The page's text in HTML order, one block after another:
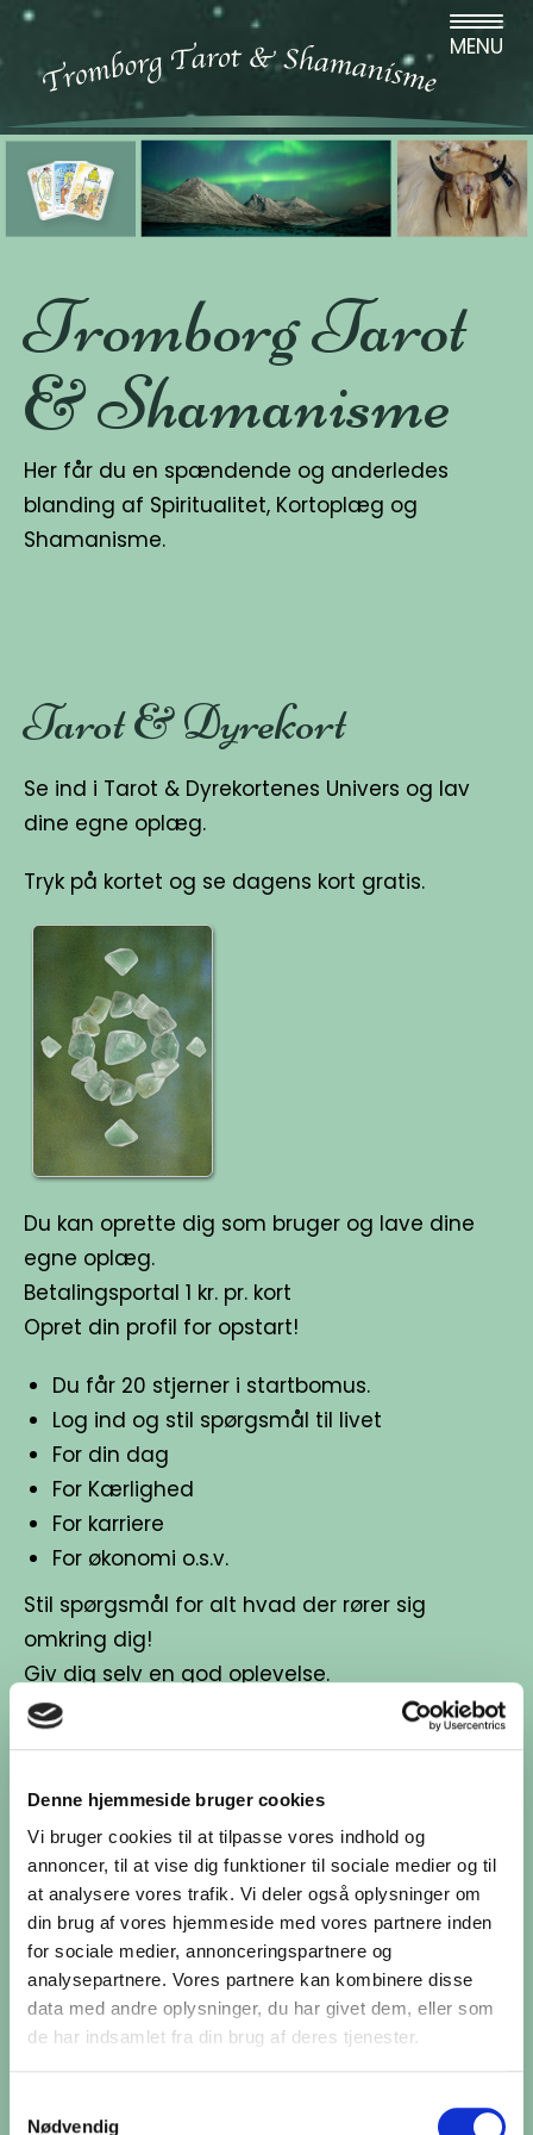
Denne hjemmeside bruger cookies
Vi bruger cookies til at tilpasse vores indhold og
annoncer, til at vise dig funktioner til sociale medier og til
at analysere vores trafik. Vi deler også oplysninger om
din brug af vores hjemmeside med vores partnere inden
for sociale medier, annonceringspartnere og
analysepartnere. Vores partnere kan kombinere disse
data med andre oplysninger, du har givet dem, eller som
de har indsamlet fra din brug af deres tjenester.
Nødvendig
Tromborg Tarot
& Shamanisme
Her får du en spændende og anderledes
blanding af Spiritualitet, Kortoplæg og
Shamanisme.
Tarot & Dyrekort
Se ind i Tarot & Dyrekortenes Univers og lav
dine egne oplæg.
Tryk på kortet og se dagens kort gratis.
Du kan oprette dig som bruger og lave dine
egne oplæg.
Betalingsportal 1 kr. pr. kort
Opret din profil for opstart!
Du får 20 stjerner i startbomus.
Log ind og stil spørgsmål til livet
For din dag
For Kærlighed
For karriere
For økonomi o.s.v.
Stil spørgsmål for alt hvad der rører sig
omkring dig!
Giv dig selv en god oplevelse.
Besøg Tarot & Dyrekort
Jeg tilbyder blandt andet:
Tarotoplæg:
MENU